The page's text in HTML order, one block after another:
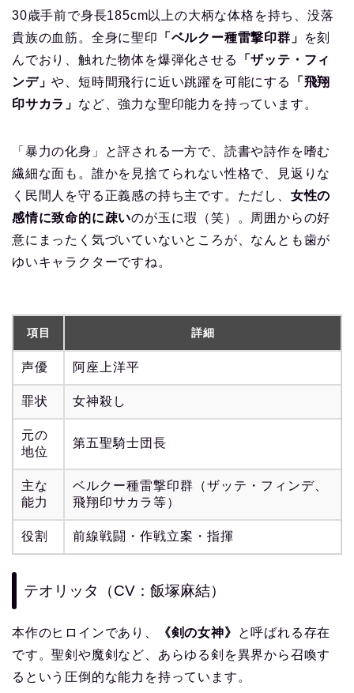
30歳手前で身長185cm以上の大柄な体格を持ち、没落
貴族の血筋。全身に聖印
「ベルクー種雷撃印群」
を刻
んでおり、触れた物体を爆弾化させる
「ザッテ・フィ
ンデ」や、短時間飛行に近い跳躍を可能にする
「飛翔
印サカラ」 など、強力な聖印能力を持っています。
「暴力の化身」と評される一方で、読書や詩作を嗜む
繊細な面も。誰かを見捨てられない性格で、見返りな
く民間人を守る正義感の持ち主です。ただし、 女性の
感情に致命的に疎いのが玉に瑕（笑）。周囲からの好
意にまったく気づいていないところが、なんとも歯が
ゆいキャラクターですね。
項目 詳細
声優 阿座上洋平
罪状 女神殺し
元の
地位
第五聖騎士団長
主な
能力
ベルクー種雷撃印群（ザッテ・フィンデ、
飛翔印サカラ等）
役割 前線戦闘・作戦立案・指揮
テオリッタ（CV：飯塚麻結）
本作のヒロインであり、 《剣の女神》
と呼ばれる存在
です。聖剣や魔剣など、あらゆる剣を異界から召喚す
るという圧倒的な能力を持っています。